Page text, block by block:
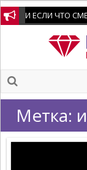
И ЕСЛИ ЧТО
Метка: